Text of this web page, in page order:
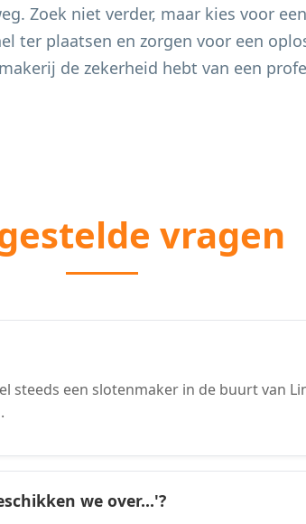
Zoek niet verder, maar kies voor
ter plaatsen en zorgen voor een
de zekerheid hebt van een
vragen
steeds een slotenmaker in de buurt van
we over...'?